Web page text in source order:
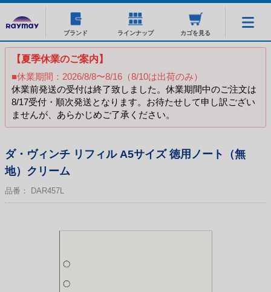
ブランド ラインナップ カゴを見る
【夏季休業のご案内】
■休業期間：2026/8/8〜8/16（8/10は出荷のみ）
休業前発送の受付は終了致しました。休業期間中のご注文は
8/17受付・順次発送となります。お待たせして申し訳ござい
ませんが、あらかじめご了承ください。
ダ・ヴィンチ リフィル A5サイズ 徳用ノート（無
地）クリーム
品番： DAR457L